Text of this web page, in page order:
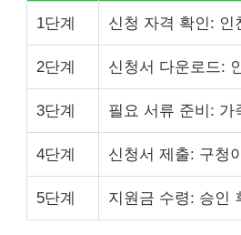
1단계 신청 자격 확인: 인
2단계 신청서 다운로드:
3단계 필요 서류 준비: 가
4단계 신청서 제출: 구청
5단계 지원금 수령: 승인